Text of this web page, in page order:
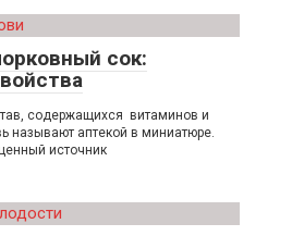
сок:
содержащихся витаминов и
называют аптекой в миниатюре.
источник